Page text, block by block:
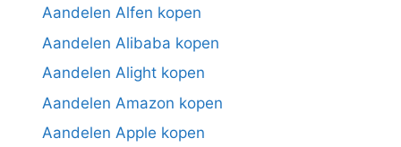
Aandelen Alfen kopen
Aandelen Alibaba kopen
Aandelen Alight kopen
Aandelen Amazon kopen
Aandelen Apple kopen